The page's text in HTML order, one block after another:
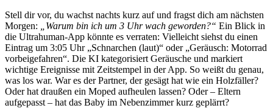
Stell dir vor, du wachst nachts kurz auf und fragst dich am nächsten
Morgen:
„Warum bin ich um 3 Uhr wach geworden?“ Ein Blick in
die Ultrahuman-App könnte es verraten: Vielleicht siehst du einen
Eintrag um 3:05 Uhr „Schnarchen (laut)“ oder „Geräusch: Motorrad
vorbeigefahren“. Die KI kategorisiert Geräusche und markiert
wichtige Ereignisse mit Zeitstempel in der App. So weißt du genau,
was los war. War es der Partner, der gesägt hat wie ein Holzfäller?
Oder hat draußen ein Moped aufheulen lassen? Oder – Eltern
aufgepasst – hat das Baby im Nebenzimmer kurz geplärrt?